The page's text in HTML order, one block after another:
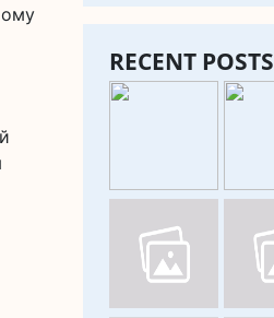
RECENT POSTS